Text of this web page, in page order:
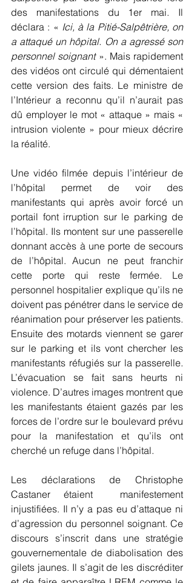
des manifestations du 1er mai. Il
déclara : « Ici, à la Pitié-Salpêtrière, on
a attaqué un hôpital. On a agressé son
personnel soignant ». Mais rapidement
des vidéos ont circulé qui démentaient
cette version des faits. Le ministre de
l’Intérieur a reconnu qu’il n’aurait pas
dû employer le mot « attaque » mais «
intrusion violente » pour mieux décrire
la réalité.
Une vidéo filmée depuis l’intérieur de
l’hôpital permet de voir des
manifestants qui après avoir forcé un
portail font irruption sur le parking de
l’hôpital. Ils montent sur une passerelle
donnant accès à une porte de secours
de l’hôpital. Aucun ne peut franchir
cette porte qui reste fermée. Le
personnel hospitalier explique qu’ils ne
doivent pas pénétrer dans le service de
réanimation pour préserver les patients.
Ensuite des motards viennent se garer
sur le parking et ils vont chercher les
manifestants réfugiés sur la passerelle.
L’évacuation se fait sans heurts ni
violence. D’autres images montrent que
les manifestants étaient gazés par les
forces de l’ordre sur le boulevard prévu
pour la manifestation et qu’ils ont
cherché un refuge dans l’hôpital.
Les déclarations de Christophe
Castaner étaient  manifestement
injustifiées. Il n’y a pas eu d’attaque ni
d’agression du personnel soignant. Ce
discours s’inscrit dans une stratégie
gouvernementale de diabolisation des
gilets jaunes. Il s’agit de les discréditer